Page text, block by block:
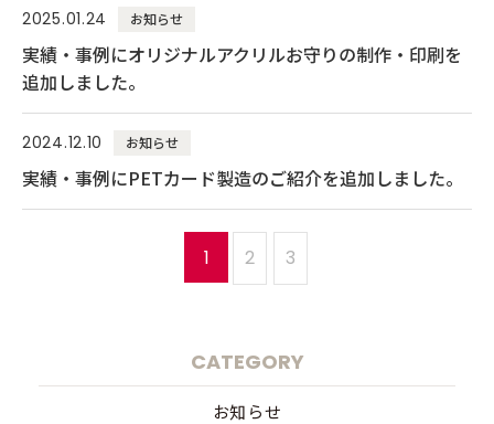
2025.01.24 お知らせ
実績・事例にオリジナルアクリルお守りの制作・印刷を
追加しました。
2024.12.10 お知らせ
実績・事例にPETカード製造のご紹介を追加しました。
1 2 3
CATEGORY
お知らせ